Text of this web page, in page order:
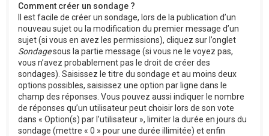
Comment créer un sondage ?
Il est facile de créer un sondage, lors de la publication d’un
nouveau sujet ou la modification du premier message d’un
sujet (si vous en avez les permissions), cliquez sur l’onglet
Sondagesous la partie message (si vous ne le voyez pas,
vous n’avez probablement pas le droit de créer des
sondages). Saisissez le titre du sondage et au moins deux
options possibles, saisissez une option par ligne dans le
champ des réponses. Vous pouvez aussi indiquer le nombre
de réponses qu’un utilisateur peut choisir lors de son vote
dans « Option(s) par l’utilisateur », limiter la durée en jours du
sondage (mettre « 0 » pour une durée illimitée) et enfin